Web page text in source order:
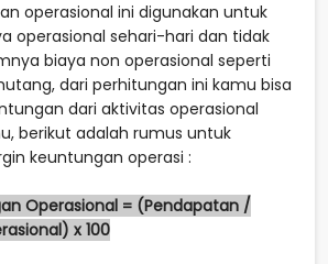
operasional ini digunakan untuk
operasional sehari-hari dan tidak
biaya non operasional seperti
dari perhitungan ini kamu bisa
dari aktivitas operasional
berikut adalah rumus untuk
keuntungan operasi :
Operasional = (Pendapatan /
x 100